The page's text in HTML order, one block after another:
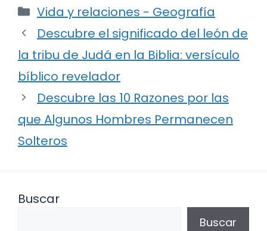
Categorías
Vida y relaciones - Geografía
Descubre el significado del león de
la tribu de Judá en la Biblia: versículo
bíblico revelador
Descubre las 10 Razones por las
que Algunos Hombres Permanecen
Solteros
Buscar
Buscar